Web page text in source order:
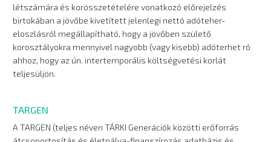
létszámára és korösszetételére vonatkozó előrejelzés
birtokában a jövőbe kivetített jelenlegi nettó adóteher-
eloszlásról megállapítható, hogy a jövőben születő
korosztályokra mennyivel nagyobb (vagy kisebb) adóterhet ró
ahhoz, hogy az ún. intertemporális költségvetési korlát
teljesüljön.
TARGEN
A TARGEN (teljes néven TÁRKI Generációk közötti erőforrás